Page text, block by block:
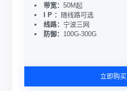
带宽： 50M起
I P ：
随线路可选
线路： 宁波三网
防御： 100G-300G
立即购买